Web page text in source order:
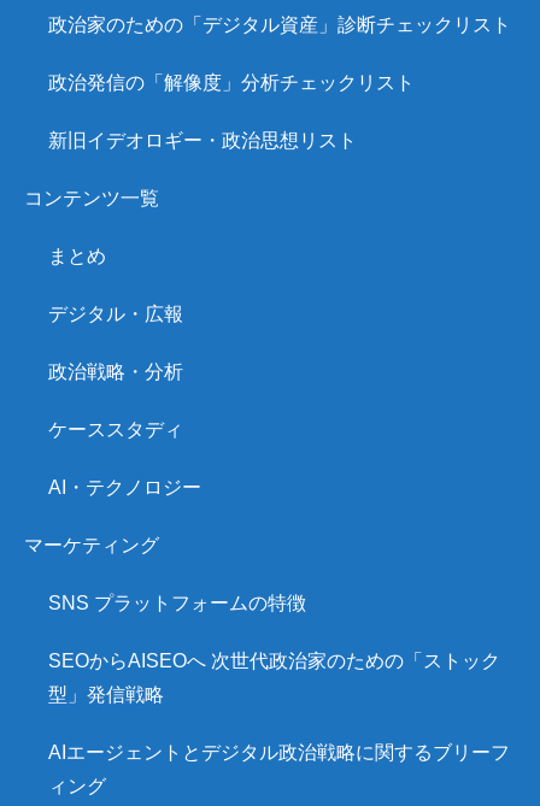
政治家のための「デジタル資産」診断チェックリスト
政治発信の「解像度」分析チェックリスト
新旧イデオロギー・政治思想リスト
コンテンツ一覧
まとめ
デジタル・広報
政治戦略・分析
ケーススタディ
AI・テクノロジー
マーケティング
SNS プラットフォームの特徴
SEOからAISEOへ 次世代政治家のための「ストック
型」発信戦略
AIエージェントとデジタル政治戦略に関するブリーフ
ィング